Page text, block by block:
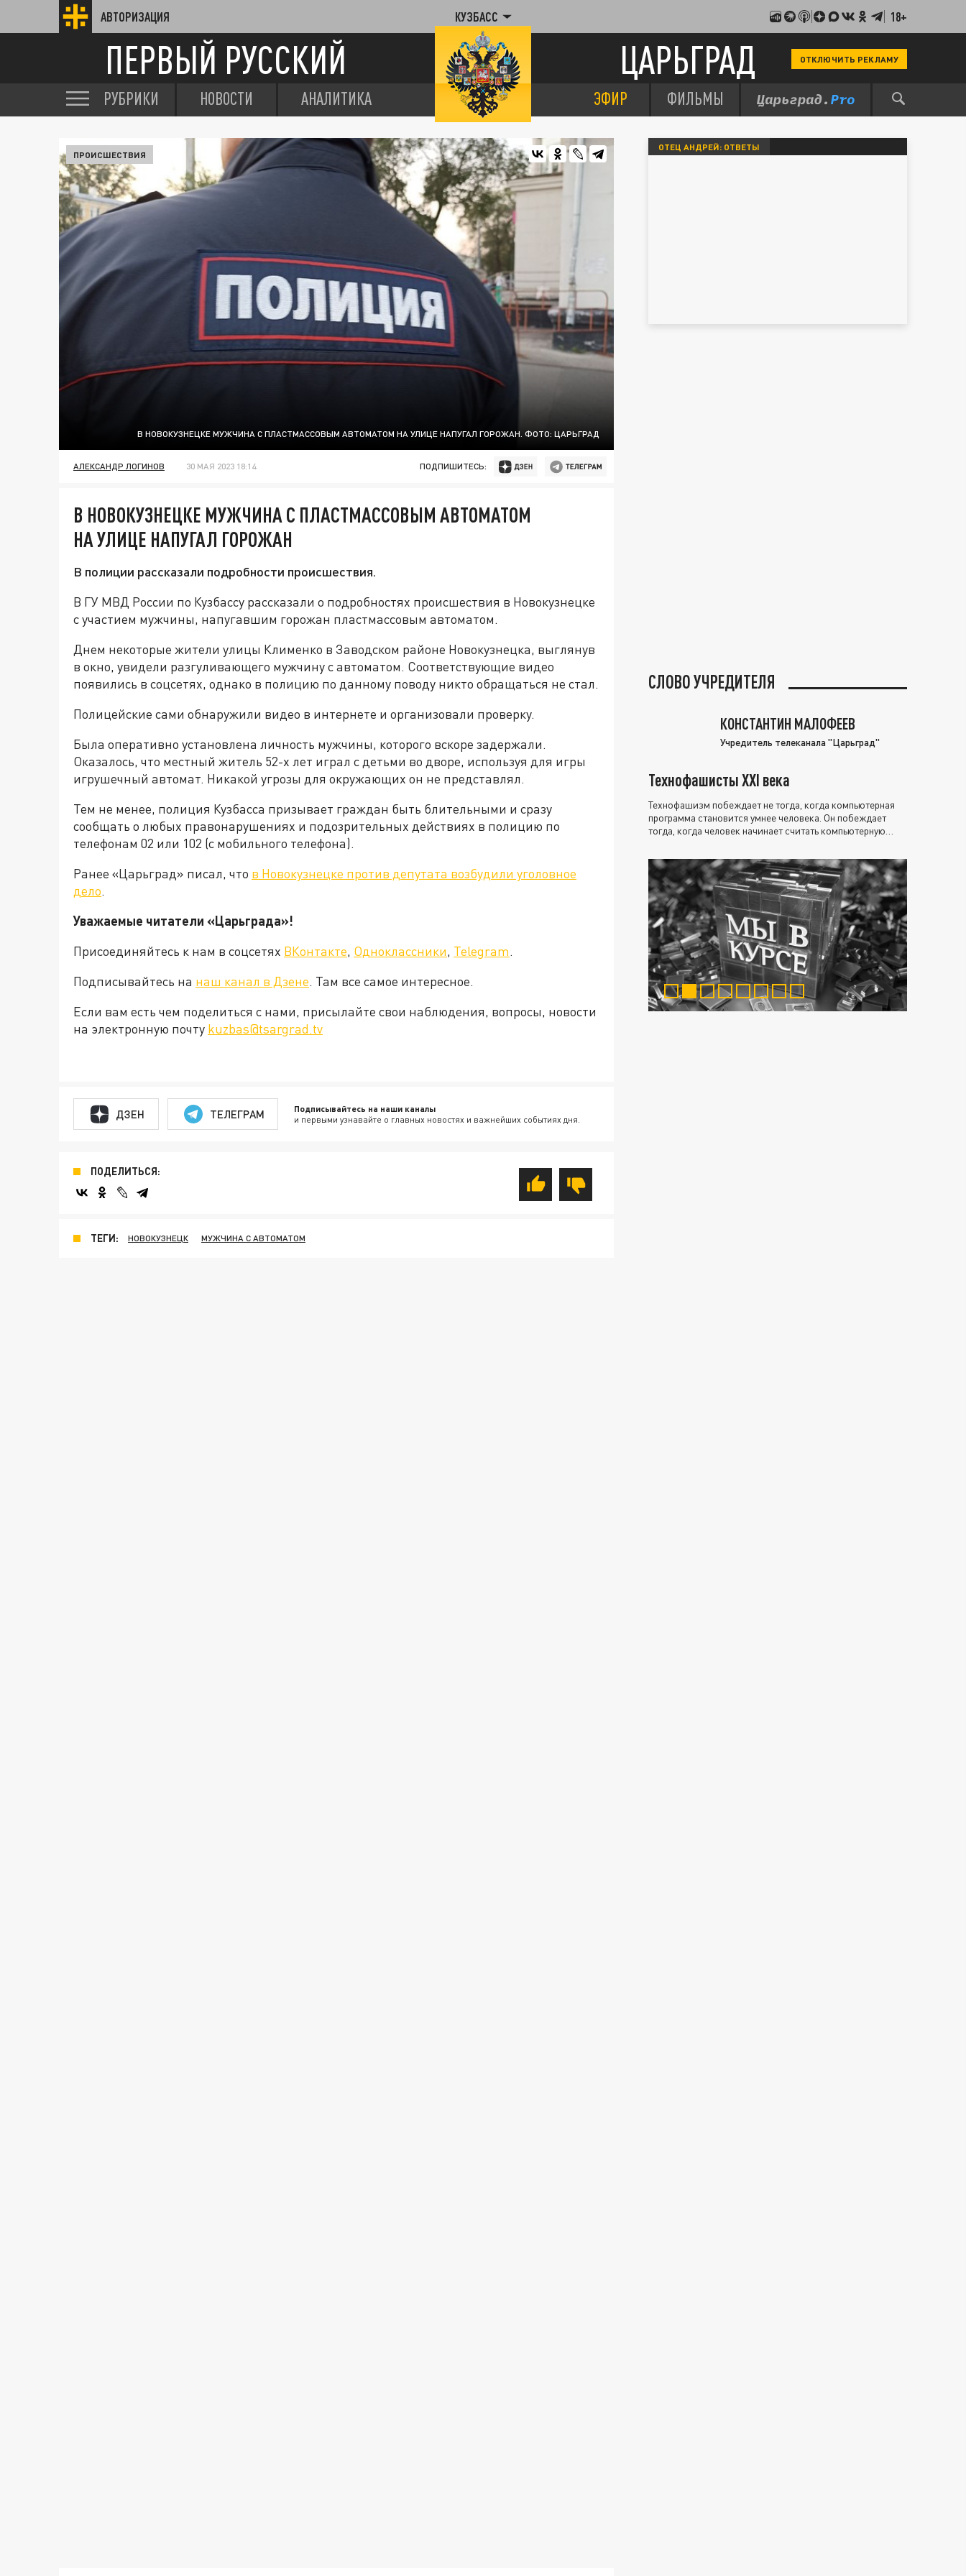
АВТОРИЗАЦИЯ КУЗБАСС 18+
ПЕРВЫЙ РУССКИЙ ЦАРЬГРАД ОТКЛЮЧИТЬ РЕКЛАМУ
РУБРИКИ НОВОСТИ АНАЛИТИКА ЭФИР ФИЛЬМЫ
В НОВОКУЗНЕЦКЕ МУЖЧИНА С ПЛАСТМАССОВЫМ АВТОМАТОМ НА УЛИЦЕ НАПУГАЛ ГОРОЖАН. ФОТО: ЦАРЬГРАД
ПРОИСШЕСТВИЯ
АЛЕКСАНДР ЛОГИНОВ 30 МАЯ 2023 18:14 ПОДПИШИТЕСЬ:
В НОВОКУЗНЕЦКЕ МУЖЧИНА С ПЛАСТМАССОВЫМ АВТОМАТОМ
НА УЛИЦЕ НАПУГАЛ ГОРОЖАН
В полиции рассказали подробности происшествия.
В ГУ МВД России по Кузбассу рассказали о подробностях происшествия в Новокузнецке
с участием мужчины, напугавшим горожан пластмассовым автоматом.
Днем некоторые жители улицы Клименко в Заводском районе Новокузнецка, выглянув
в окно, увидели разгуливающего мужчину с автоматом. Соответствующие видео
появились в соцсетях, однако в полицию по данному поводу никто обращаться не стал.
Полицейские сами обнаружили видео в интернете и организовали проверку.
Была оперативно установлена личность мужчины, которого вскоре задержали.
Оказалось, что местный житель 52-х лет играл с детьми во дворе, используя для игры
игрушечный автомат. Никакой угрозы для окружающих он не представлял.
Тем не менее, полиция Кузбасса призывает граждан быть блительными и сразу
сообщать о любых правонарушениях и подозрительных действиях в полицию по
телефонам 02 или 102 (с мобильного телефона).
Ранее «Царьград» писал, что в Новокузнецке против депутата возбудили уголовное
дело.
Уважаемые читатели «Царьграда»!
Присоединяйтесь к нам в соцсетях ВКонтакте, Одноклассники, Telegram.
Подписывайтесь на наш канал в Дзене. Там все самое интересное.
Если вам есть чем поделиться с нами, присылайте свои наблюдения, вопросы, новости
на электронную почту kuzbas@tsargrad.tv
ДЗЕН ТЕЛЕГРАМ Подписывайтесь на наши каналы
и первыми узнавайте о главных новостях и важнейших событиях дня.
ПОДЕЛИТЬСЯ:
ТЕГИ: НОВОКУЗНЕЦК МУЖЧИНА С АВТОМАТОМ
ОТЕЦ АНДРЕЙ: ОТВЕТЫ
СЛОВО УЧРЕДИТЕЛЯ
КОНСТАНТИН МАЛОФЕЕВ
Учредитель телеканала "Царьград"
Технофашисты XXI века
Технофашизм побеждает не тогда, когда компьютерная
программа становится умнее человека. Он побеждает
тогда, когда человек начинает считать компьютерную